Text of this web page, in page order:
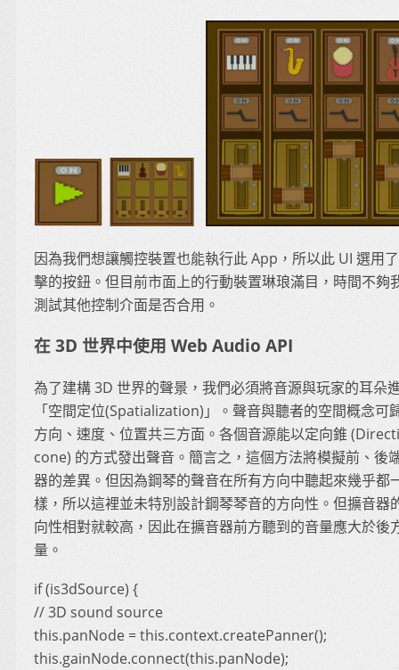
因為我們想讓觸控裝置也能執行此 App，所以此 UI 選用
擊的按鈕。但目前市面上的行動裝置琳琅滿目，時間不夠
測試其他控制介面是否合用。
在 3D 世界中使用 Web Audio API
為了建構 3D 世界的聲景，我們必須將音源與玩家的耳朵
「空間定位(Spatialization)」。聲音與聽者的空間概念可
方向、速度、位置共三方面。各個音源能以定向錐
cone) 的方式發出聲音。簡言之，這個方法將模擬前、後
器的差異。但因為鋼琴的聲音在所有方向中聽起來幾乎都
樣，所以這裡並未特別設計鋼琴琴音的方向性。但擴音器
向性相對就較高，因此在擴音器前方聽到的音量應大於後
量。
if (is3dSource) {
// 3D sound source
this.panNode = this.context.createPanner();
this.gainNode.connect(this.panNode);